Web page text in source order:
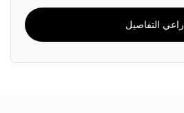
راعي التفاصيل